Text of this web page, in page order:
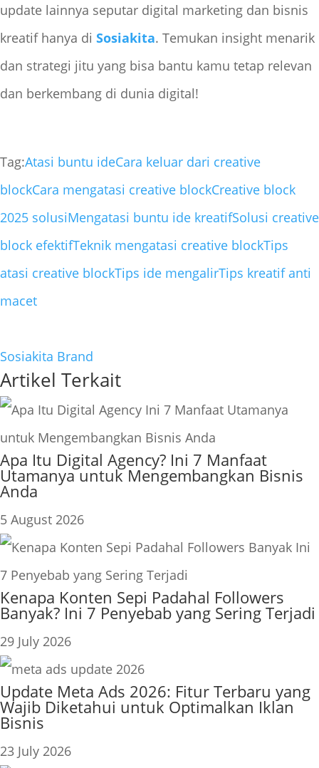
update lainnya seputar digital marketing dan bisnis
kreatif hanya di Sosiakita. Temukan insight menarik
dan strategi jitu yang bisa bantu kamu tetap relevan
dan berkembang di dunia digital!
Tag:Atasi buntu ideCara keluar dari creative
blockCara mengatasi creative blockCreative block
2025 solusiMengatasi buntu ide kreatifSolusi creative
block efektifTeknik mengatasi creative blockTips
atasi creative blockTips ide mengalirTips kreatif anti
macet
Sosiakita Brand
Artikel Terkait
Apa Itu Digital Agency? Ini 7 Manfaat
Utamanya untuk Mengembangkan Bisnis
Anda
5 August 2026
Kenapa Konten Sepi Padahal Followers
Banyak? Ini 7 Penyebab yang Sering Terjadi
29 July 2026
Update Meta Ads 2026: Fitur Terbaru yang
Wajib Diketahui untuk Optimalkan Iklan
Bisnis
23 July 2026